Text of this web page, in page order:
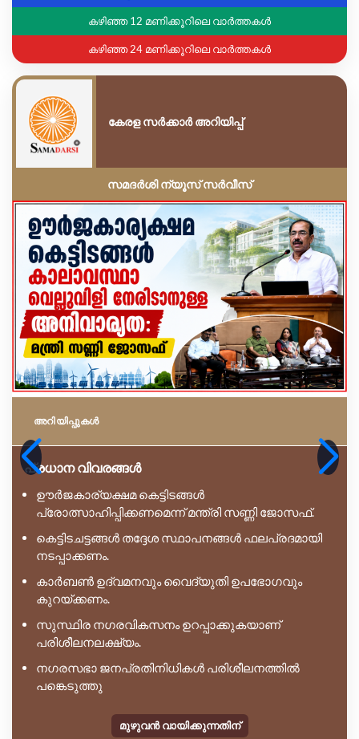
കഴിഞ്ഞ 12 മണിക്കൂറിലെ വാർത്തകൾ
കഴിഞ്ഞ 24 മണിക്കൂറിലെ വാർത്തകൾ
കേരള സർക്കാർ അറിയിപ്പ്
സമദർശി ന്യൂസ് സർവീസ്
അറിയിപ്പുകള്‍
പ്രധാന വിവരങ്ങൾ
ഊർജകാര്യക്ഷമ കെട്ടിടങ്ങൾ
പ്രോത്സാഹിപ്പിക്കണമെന്ന് മന്ത്രി സണ്ണി ജോസഫ്.
കെട്ടിടചട്ടങ്ങൾ തദ്ദേശ സ്ഥാപനങ്ങൾ ഫലപ്രദമായി
നടപ്പാക്കണം.
കാർബൺ ഉദ്‌വമനവും വൈദ്യുതി ഉപഭോഗവും
കുറയ്ക്കണം.
സുസ്ഥിര നഗരവികസനം ഉറപ്പാക്കുകയാണ്
പരിശീലനലക്ഷ്യം.
നഗരസഭാ ജനപ്രതിനിധികൾ പരിശീലനത്തിൽ
പങ്കെടുത്തു
മുഴുവൻ വായിക്കുന്നതിന്